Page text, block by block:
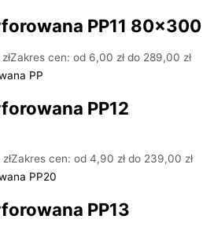
PP11 80×300
złZakres cen: od 6,00 zł do 289,00 zł
PP12
złZakres cen: od 4,90 zł do 239,00 zł
PP13